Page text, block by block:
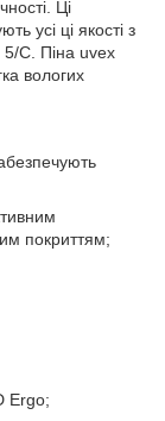
Ці
усі ці якості з
5/C. Піна uvex
вологих
покриттям;
Ergo;